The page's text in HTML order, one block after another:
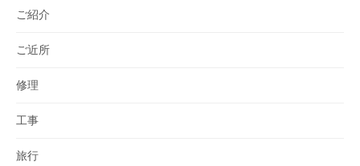
ご紹介
ご近所
修理
工事
旅行